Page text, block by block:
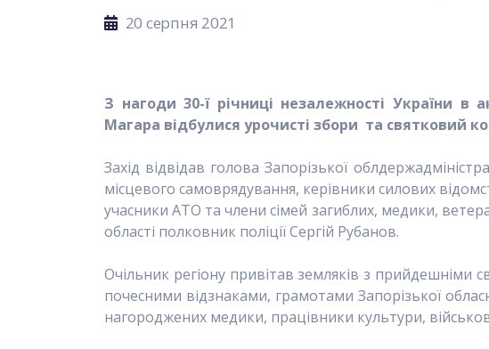
20 серпня 2021
З нагоди 30-ї річниці незалежності України в
Магара відбулися урочисті збори та святковий
Захід відвідав голова Запорізької
місцевого самоврядування, керівники силових
учасники АТО та члени сімей загиблих, медики,
області полковник поліції Сергій Рубанов.
Очільник регіону привітав земляків з прийдешніми
почесними відзнаками, грамотами Запорізької
нагороджених медики, працівники культури,